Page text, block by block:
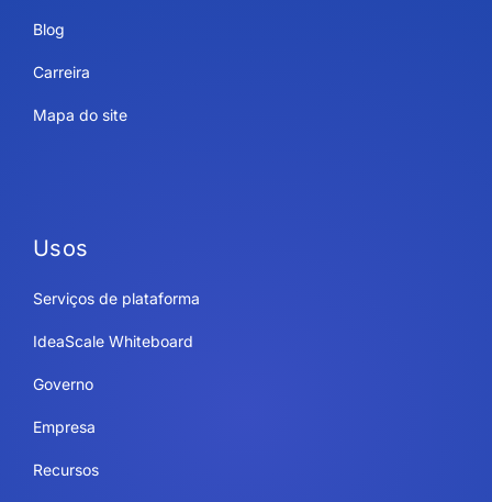
Blog
Carreira
Mapa do site
Usos
Serviços de plataforma
IdeaScale Whiteboard
Governo
Empresa
Recursos